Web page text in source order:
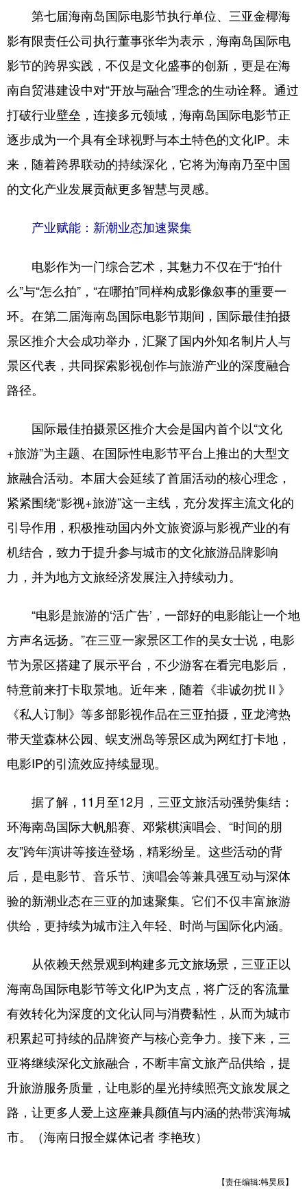
第七届海南岛国际电影节执行单位、三亚金椰海
影有限责任公司执行董事张华为表示，海南岛国际电
影节的跨界实践，不仅是文化盛事的创新，更是在海
南自贸港建设中对“开放与融合”理念的生动诠释。通过
打破行业壁垒，连接多元领域，海南岛国际电影节正
逐步成为一个具有全球视野与本土特色的文化IP。未
来，随着跨界联动的持续深化，它将为海南乃至中国
的文化产业发展贡献更多智慧与灵感。
产业赋能：新潮业态加速聚集
电影作为一门综合艺术，其魅力不仅在于“拍什
么”与“怎么拍”，“在哪拍”同样构成影像叙事的重要一
环。在第二届海南岛国际电影节期间，国际最佳拍摄
景区推介大会成功举办，汇聚了国内外知名制片人与
景区代表，共同探索影视创作与旅游产业的深度融合
路径。
国际最佳拍摄景区推介大会是国内首个以“文化
+旅游”为主题、在国际性电影节平台上推出的大型文
旅融合活动。本届大会延续了首届活动的核心理念，
紧紧围绕“影视+旅游”这一主线，充分发挥主流文化的
引导作用，积极推动国内外文旅资源与影视产业的有
机结合，致力于提升参与城市的文化旅游品牌影响
力，并为地方文旅经济发展注入持续动力。
“电影是旅游的‘活广告’，一部好的电影能让一个地
方声名远扬。”在三亚一家景区工作的吴女士说，电影
节为景区搭建了展示平台，不少游客在看完电影后，
特意前来打卡取景地。近年来，随着《非诚勿扰Ⅱ》
《私人订制》等多部影视作品在三亚拍摄，亚龙湾热
带天堂森林公园、蜈支洲岛等景区成为网红打卡地，
电影IP的引流效应持续显现。
据了解，11月至12月，三亚文旅活动强势集结：
环海南岛国际大帆船赛、邓紫棋演唱会、“时间的朋
友”跨年演讲等接连登场，精彩纷呈。这些活动的背
后，是电影节、音乐节、演唱会等兼具强互动与深体
验的新潮业态在三亚的加速聚集。它们不仅丰富旅游
供给，更持续为城市注入年轻、时尚与国际化内涵。
从依赖天然景观到构建多元文旅场景，三亚正以
海南岛国际电影节等文化IP为支点，将广泛的客流量
有效转化为深度的文化认同与消费黏性，从而为城市
积累起可持续的品牌资产与核心竞争力。接下来，三
亚将继续深化文旅融合，不断丰富文旅产品供给，提
升旅游服务质量，让电影的星光持续照亮文旅发展之
路，让更多人爱上这座兼具颜值与内涵的热带滨海城
市。（海南日报全媒体记者 李艳玫）
【责任编辑:韩昊辰】